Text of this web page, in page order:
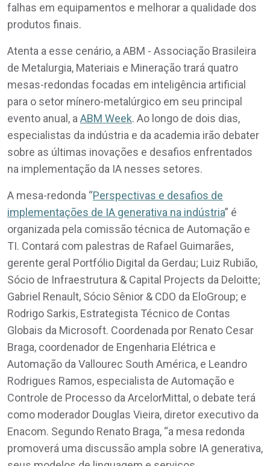
falhas em equipamentos e melhorar a qualidade dos
produtos finais.
Atenta a esse cenário, a ABM - Associação Brasileira
de Metalurgia, Materiais e Mineração trará quatro
mesas-redondas focadas em inteligência artificial
para o setor mínero-metalúrgico em seu principal
evento anual, a ABM Week. Ao longo de dois dias,
especialistas da indústria e da academia irão debater
sobre as últimas inovações e desafios enfrentados
na implementação da IA nesses setores.
A mesa-redonda “Perspectivas e desafios de
implementações de IA generativa na indústria” é
organizada pela comissão técnica de Automação e
TI. Contará com palestras de Rafael Guimarães,
gerente geral Portfólio Digital da Gerdau; Luiz Rubião,
Sócio de Infraestrutura & Capital Projects da Deloitte;
Gabriel Renault, Sócio Sênior & CDO da EloGroup; e
Rodrigo Sarkis, Estrategista Técnico de Contas
Globais da Microsoft. Coordenada por Renato Cesar
Braga, coordenador de Engenharia Elétrica e
Automação da Vallourec South América, e Leandro
Rodrigues Ramos, especialista de Automação e
Controle de Processo da ArcelorMittal, o debate terá
como moderador Douglas Vieira, diretor executivo da
Enacom. Segundo Renato Braga, “a mesa redonda
promoverá uma discussão ampla sobre IA generativa,